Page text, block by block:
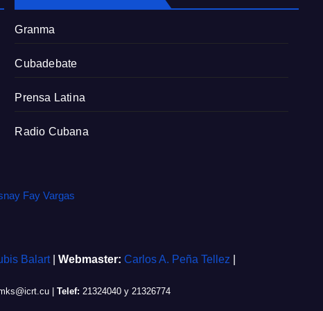
Granma
Cubadebate
Prensa Latina
Radio Cubana
Fay Vargas
Balart Webmaster: Carlos A. Peña Tellez
Telef: 21324040 y 21326774